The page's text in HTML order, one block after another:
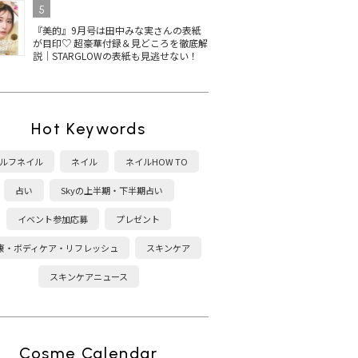
5
『美的』9月号は田中みな実さんの表紙
が目印♡ 超豪華付録＆見どころを徹底解
説｜STARGLOWの表紙も見逃せない！
Hot Keywords
フネイル ネイル ネイルHOW TO
占い Skyの上半期・下半期占い
イベント参加応募 プレゼント
・ボディケア・リフレッシュ スキンケア
スキンケアニュース
Cosme Calendar